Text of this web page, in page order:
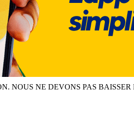
NOUS NE DEVONS PAS BAISSER